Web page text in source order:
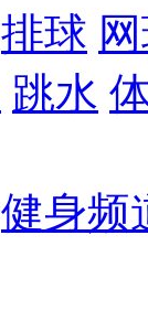
排球
跳水
健身频